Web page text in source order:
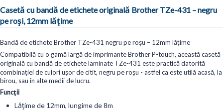
Casetă cu bandă de etichete originală Brother TZe-431 – negru
pe roși, 12mm lățime
Bandă de etichete Brother TZe-431 negru pe roșu – 12mm lățime
Compatibilă cu o gamă largă de imprimante Brother P-touch, această casetă
originală cu bandă de etichete laminate TZe-431 este practică datorită
combinației de culori ușor de citit, negru pe roșu - astfel ca este utilă acasă, la
birou, sau în alte medii de lucru.
Funcții
Lățime de 12mm, lungime de 8m